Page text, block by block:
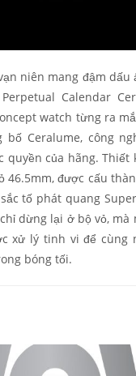
niên mang đậm dấu
Calendar
watch từng ra
Ceralume, công
quyền của hãng. Thiết
46.5mm, được cấu
tố phát quang
dừng lại ở bộ vỏ, mà
xử lý tinh vi để cùng
bóng tối.